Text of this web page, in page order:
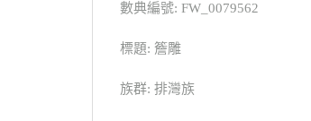
數典編號: FW_0079562
標題: 簷雕
族群: 排灣族